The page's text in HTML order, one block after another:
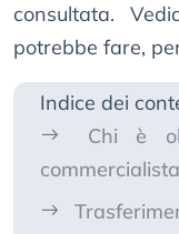
consultata.
potrebbe fare,
Indice dei
Chi è
commercialista